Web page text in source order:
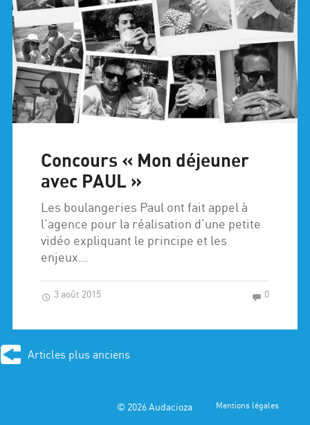
Concours « Mon déjeuner
avec PAUL »
Les boulangeries Paul ont fait appel à
l’agence pour la réalisation d’une petite
vidéo expliquant le principe et les
enjeux…
3 août 2015 0
Articles plus anciens
© 2026Audacioza Mentions légales